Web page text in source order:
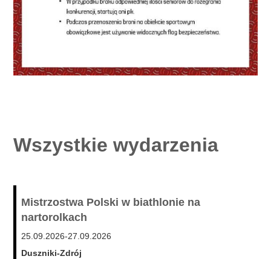
Wszystkie wydarzenia
Mistrzostwa Polski w biathlonie na
nartorolkach
25.09.2026-27.09.2026
Duszniki-Zdrój